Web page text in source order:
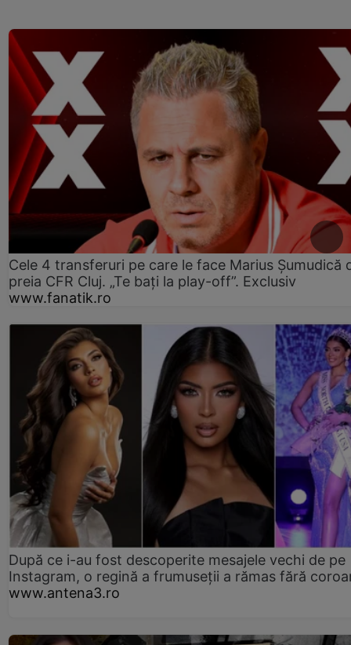
Cele 4 transferuri pe care le face Marius Șumudică
preia CFR Cluj. „Te bați la play-off”. Exclusiv
www.fanatik.ro
După ce i-au fost descoperite mesajele vechi de pe
Instagram, o regină a frumuseții a rămas fără
www.antena3.ro